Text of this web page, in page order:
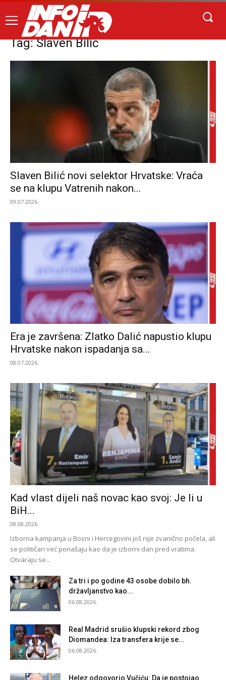
Tag: Slaven Bilić
Slaven Bilić novi selektor Hrvatske: Vraća
se na klupu Vatrenih nakon...
09.07.2026.
Era je završena: Zlatko Dalić napustio klupu
Hrvatske nakon ispadanja sa...
08.07.2026.
Kad vlast dijeli naš novac kao svoj: Je li u
BiH...
08.08.2026.
Izborna kampanja u Bosni i Hercegovini još nije zvanično počela, ali
se političari već ponašaju kao da je izborni dan pred vratima.
Otvaraju se...
Za tri i po godine 43 osobe dobilo bh.
državljanstvo kao...
06.08.2026.
Real Madrid srušio klupski rekord zbog
Diomandea: Iza transfera krije se...
06.08.2026.
Helez odgovorio Vučiću: Da je postojao